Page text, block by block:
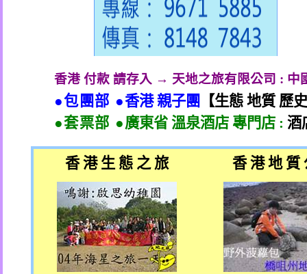
香港 付款 請存入 → 天地之旅有限公司 : 中
●包團部 ●香港 親子團
【生態 地質 歷
●套票部 ●廣東省 溫泉酒店 專門店 : 酒
香 港 生 態 之 旅 香 港 地 質